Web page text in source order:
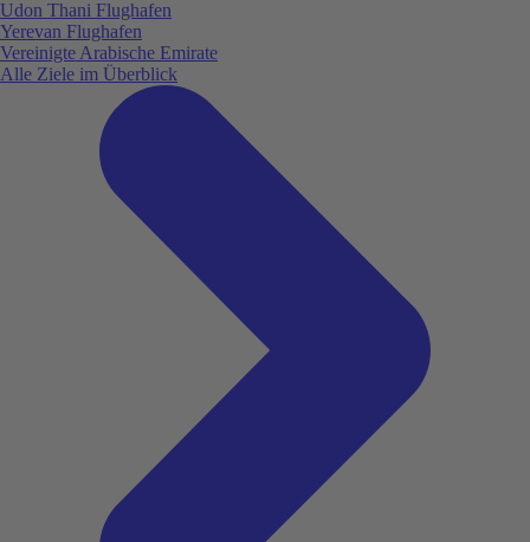
Udon Thani Flughafen
Yerevan Flughafen
Vereinigte Arabische Emirate
Alle Ziele im Überblick